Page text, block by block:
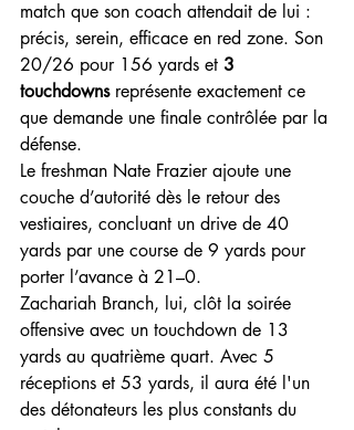
match que son coach attendait de lui :
précis, serein, efficace en red zone. Son
20/26 pour 156 yards et 3
touchdowns représente exactement ce
que demande une finale contrôlée par la
défense.
Le freshman Nate Frazier ajoute une
couche d’autorité dès le retour des
vestiaires, concluant un drive de 40
yards par une course de 9 yards pour
porter l’avance à 21–0.
Zachariah Branch, lui, clôt la soirée
offensive avec un touchdown de 13
yards au quatrième quart. Avec 5
réceptions et 53 yards, il aura été l'un
des détonateurs les plus constants du